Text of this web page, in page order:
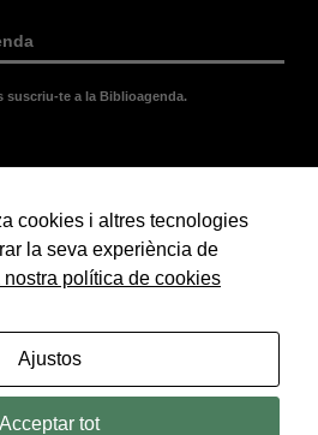
suscriu-te a la Biblioagenda.
cookies i altres tecnologies
la seva experiència de
nostra política de cookies
Ajustos
Acceptar tot